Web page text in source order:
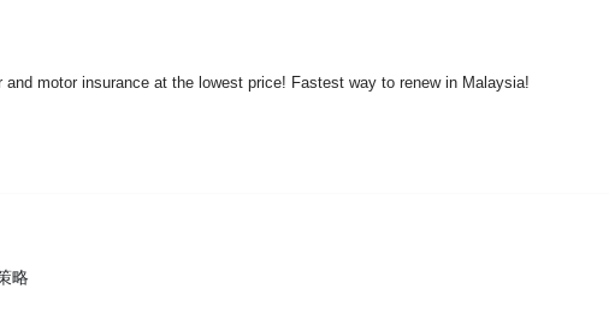
and motor insurance at the lowest price! Fastest way to renew in Malaysia!
略